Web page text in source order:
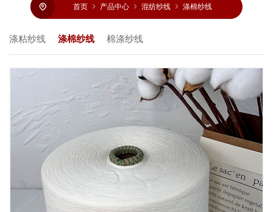
首页 产品中心 混纺纱线 涤棉纱线
涤粘纱线 涤棉纱线 棉涤纱线